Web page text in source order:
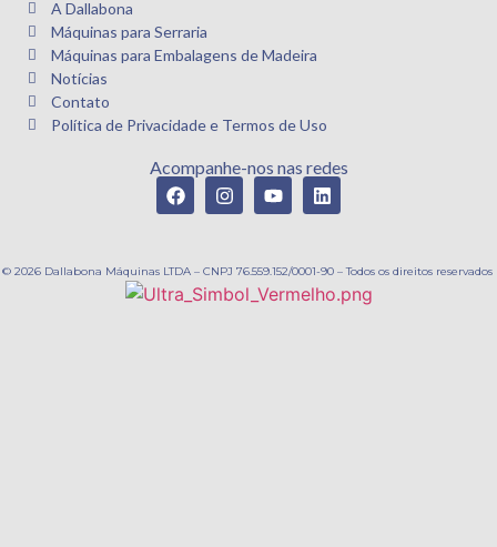
A Dallabona
Máquinas para Serraria
Máquinas para Embalagens de Madeira
Notícias
Contato
Política de Privacidade e Termos de Uso
Acompanhe-nos nas redes
© 2026 Dallabona Máquinas LTDA – CNPJ 76.559.152/0001-90 – Todos os direitos reservados